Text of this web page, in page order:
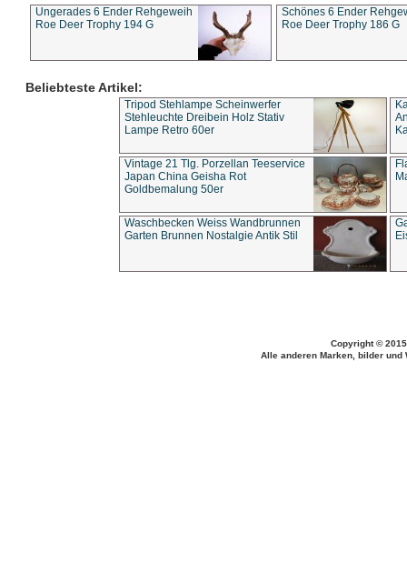
Ungerades 6 Ender Rehgeweih
Roe Deer Trophy 194 G
Schönes 6 Ender
Roe Deer Trophy 186 G
Beliebteste Artikel:
Tripod Stehlampe Scheinwerfer
Stehleuchte Dreibein Holz Stativ
Lampe Retro 60er
Vintage 21 Tlg. Porzellan Teeservice
Japan China Geisha Rot
Goldbemalung 50er
Waschbecken Weiss Wandbrunnen
Garten Brunnen Nostalgie Antik Stil
Copyright ©
Alle anderen Marken, bilder und